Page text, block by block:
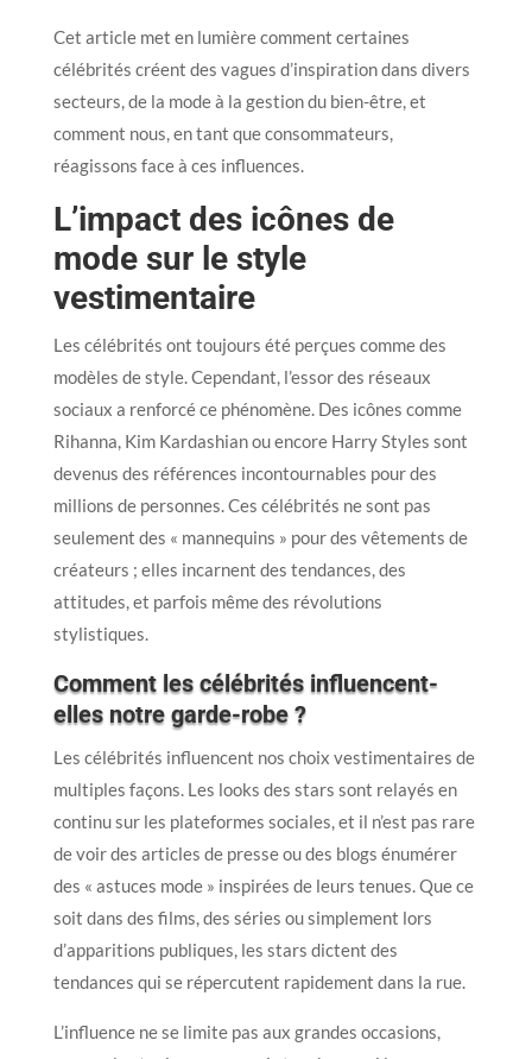
Cet article met en lumière comment certaines
célébrités créent des vagues d’inspiration dans divers
secteurs, de la mode à la gestion du bien-être, et
comment nous, en tant que consommateurs,
réagissons face à ces influences.
L’impact des icônes de
mode sur le style
vestimentaire
Les célébrités ont toujours été perçues comme des
modèles de style. Cependant, l’essor des réseaux
sociaux a renforcé ce phénomène. Des icônes comme
Rihanna, Kim Kardashian ou encore Harry Styles sont
devenus des références incontournables pour des
millions de personnes. Ces célébrités ne sont pas
seulement des « mannequins » pour des vêtements de
créateurs ; elles incarnent des tendances, des
attitudes, et parfois même des révolutions
stylistiques.
Comment les célébrités influencent-
elles notre garde-robe ?
Les célébrités influencent nos choix vestimentaires de
multiples façons. Les looks des stars sont relayés en
continu sur les plateformes sociales, et il n’est pas rare
de voir des articles de presse ou des blogs énumérer
des « astuces mode » inspirées de leurs tenues. Que ce
soit dans des films, des séries ou simplement lors
d’apparitions publiques, les stars dictent des
tendances qui se répercutent rapidement dans la rue.
L’influence ne se limite pas aux grandes occasions,